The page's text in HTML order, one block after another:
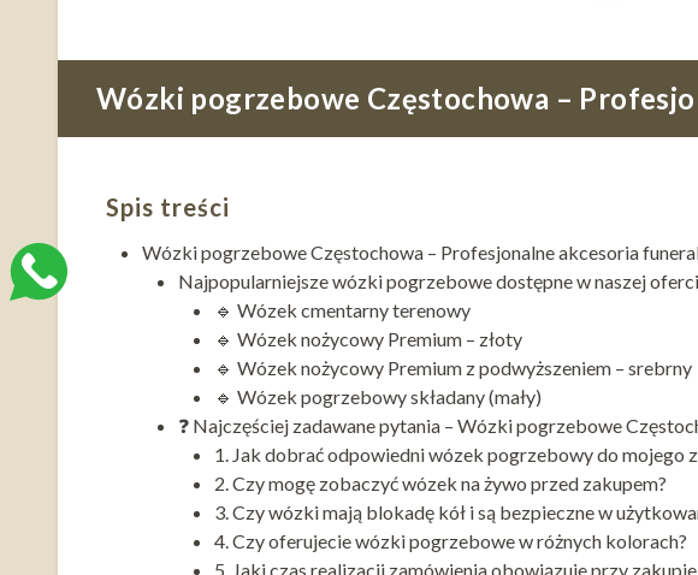
Wózki pogrzebowe Częstochowa –
Spis treści
Wózki pogrzebowe Częstochowa – Profesjonalne akcesoria
Najpopularniejsze wózki pogrzebowe dostępne w naszej
🔹 Wózek cmentarny terenowy
🔹 Wózek nożycowy Premium – złoty
🔹 Wózek nożycowy Premium z podwyższeniem – srebrny
🔹 Wózek pogrzebowy składany (mały)
❓ Najczęściej zadawane pytania – Wózki pogrzebowe
1. Jak dobrać odpowiedni wózek pogrzebowy do mojego
2. Czy mogę zobaczyć wózek na żywo przed zakupem?
3. Czy wózki mają blokadę kół i są bezpieczne w
4. Czy oferujecie wózki pogrzebowe w różnych kolorach?
5. Jaki czas realizacji zamówienia obowiązuje przy